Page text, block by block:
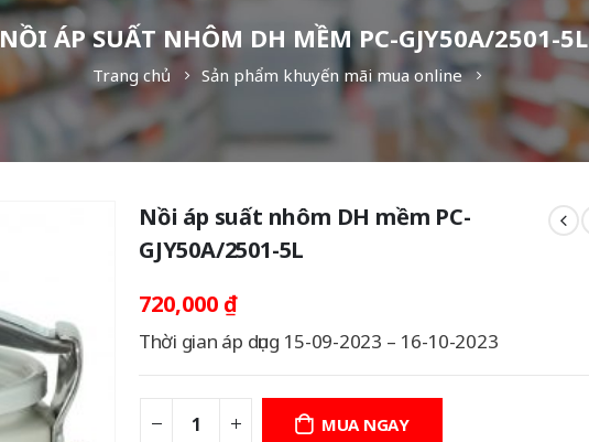
NỒI ÁP SUẤT NHÔM DH MỀM PC-GJY50A/2501-5L
Trang chủ Sản phẩm khuyến mãi mua online
Nồi áp suất nhôm DH mềm PC-
GJY50A/2501-5L
720,000 ₫
Thời gian áp dụng 15-09-2023 – 16-10-2023
MUA NGAY